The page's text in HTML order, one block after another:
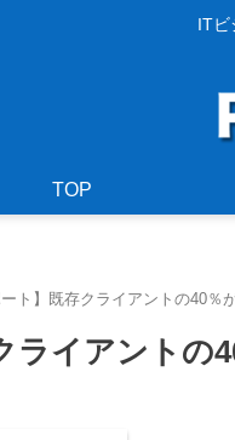
ITビ
TOP
ート】既存クライアントの40％
ライアントの